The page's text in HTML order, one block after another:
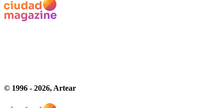
© 1996 - 2026, Artear